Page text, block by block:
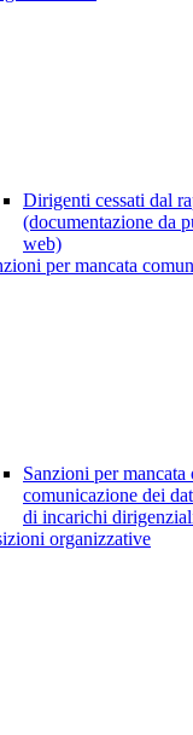
Dirigenti cessati dal
(documentazione da
web)
per mancata
Sanzioni per mancata
comunicazione dei
di incarichi
organizzative